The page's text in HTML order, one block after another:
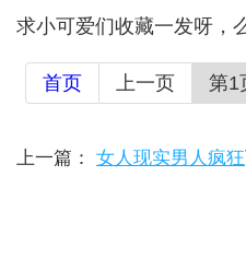
求小可爱们收藏一发呀，
首页 上一页 第1
上一篇： 女人现实男人疯狂